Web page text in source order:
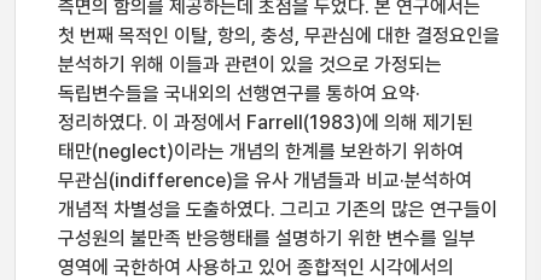
측면의 함의를 제공하는데 초점을 두었다. 본 연구에서는
첫 번째 목적인 이탈, 항의, 충성, 무관심에 대한 결정요인을
분석하기 위해 이들과 관련이 있을 것으로 가정되는
독립변수들을 국내외의 선행연구를 통하여 요약·
정리하였다. 이 과정에서 Farrell(1983)에 의해 제기된
태만(neglect)이라는 개념의 한계를 보완하기 위하여
무관심(indifference)을 유사 개념들과 비교·분석하여
개념적 차별성을 도출하였다. 그리고 기존의 많은 연구들이
구성원의 불만족 반응행태를 설명하기 위한 변수를 일부
영역에 국한하여 사용하고 있어 종합적인 시각에서의